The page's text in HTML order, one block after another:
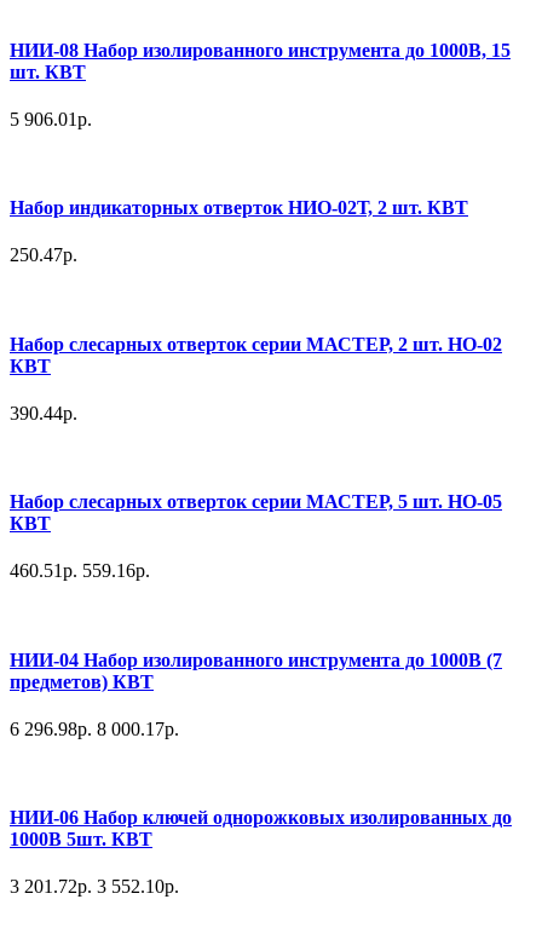
НИИ-08 Набор изолированного инструмента до 1000В, 15
шт. КВТ
5 906.01р.
Набор индикаторных отверток НИО-02Т, 2 шт. КВТ
250.47р.
Набор слесарных отверток серии МАСТЕР, 2 шт. НО-02
КВТ
390.44р.
Набор слесарных отверток серии МАСТЕР, 5 шт. НО-05
КВТ
460.51р. 559.16р.
НИИ-04 Набор изолированного инструмента до 1000В (7
предметов) КВТ
6 296.98р. 8 000.17р.
НИИ-06 Набор ключей однорожковых изолированных до
1000В 5шт. КВТ
3 201.72р. 3 552.10р.